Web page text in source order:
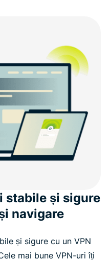
stabile și sigure
navigare
și sigure cu un VPN
mai bune VPN-uri îți